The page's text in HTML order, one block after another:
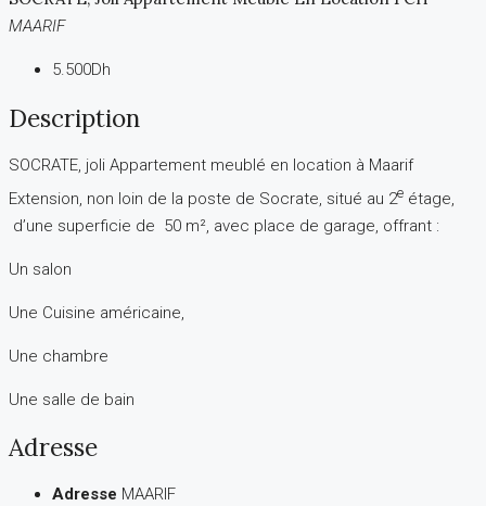
MAARIF
5.500Dh
Description
SOCRATE, joli Appartement meublé en location à Maarif
Extension, non loin de la poste de Socrate, situé au 2e étage,
d’une superficie de 50 m², avec place de garage, offrant :
Un salon
Une Cuisine américaine,
Une chambre
Une salle de bain
Adresse
Adresse MAARIF